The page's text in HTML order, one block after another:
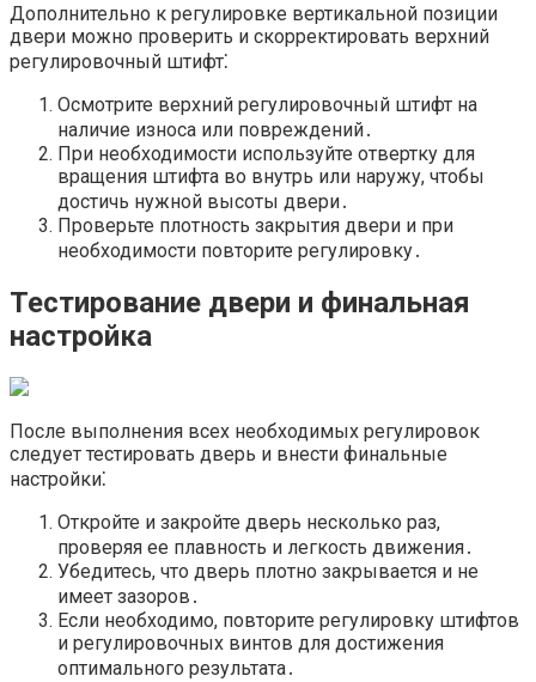
Дополнительно к регулировке вертикальной позиции
двери можно проверить и скорректировать верхний
регулировочный штифт⁚
Осмотрите верхний регулировочный штифт на
наличие износа или повреждений․
При необходимости используйте отвертку для
вращения штифта во внутрь или наружу, чтобы
достичь нужной высоты двери․
Проверьте плотность закрытия двери и при
необходимости повторите регулировку․
Тестирование двери и финальная
настройка
После выполнения всех необходимых регулировок
следует тестировать дверь и внести финальные
настройки⁚
Откройте и закройте дверь несколько раз,
проверяя ее плавность и легкость движения․
Убедитесь, что дверь плотно закрывается и не
имеет зазоров․
Если необходимо, повторите регулировку штифтов
и регулировочных винтов для достижения
оптимального результата․